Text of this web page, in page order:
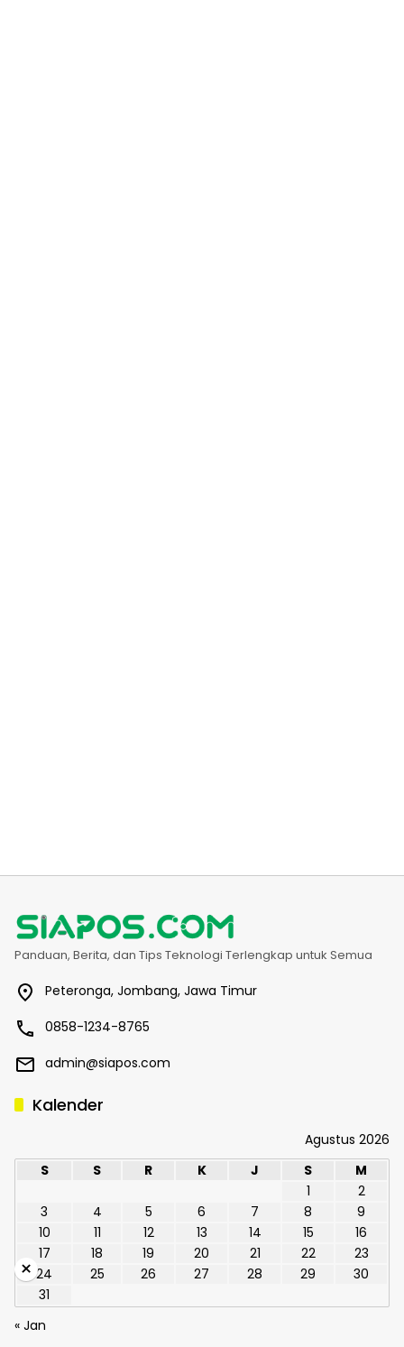
Panduan, Berita, dan Tips Teknologi Terlengkap untuk Semua
Peteronga, Jombang, Jawa Timur
0858-1234-8765
admin@siapos.com
Kalender
Agustus 2026
S
S R K J S
M
1
2
3
4 5 6 7 8
9
10
11 12 13 14 15
16
17
18 19 20 21 22
23
24
25 26 27 28 29
30
31
« Jan
×